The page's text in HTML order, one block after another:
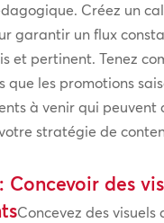
Créez un
garantir un flux
et pertinent. Tenez
que les promotions
à venir qui peuvent
stratégie de
Concevoir des
Concevez des